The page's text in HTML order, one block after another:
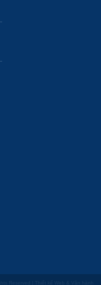
Reserved | Thiết kế Web & Vận hành